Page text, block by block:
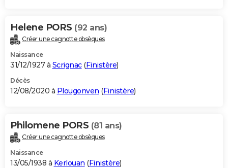
Helene PORS (92 ans)
Créer une cagnotte obsèques
Naissance
31/12/1927 à Scrignac(Finistère)
Décès
12/08/2020 à Plougonven (Finistère)
Philomene PORS (81 ans)
Créer une cagnotte obsèques
Naissance
13/05/1938 à Kerlouan (Finistère)